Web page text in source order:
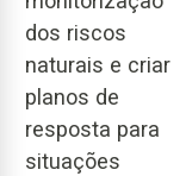
dos riscos
naturais e criar
planos de
resposta para
situações